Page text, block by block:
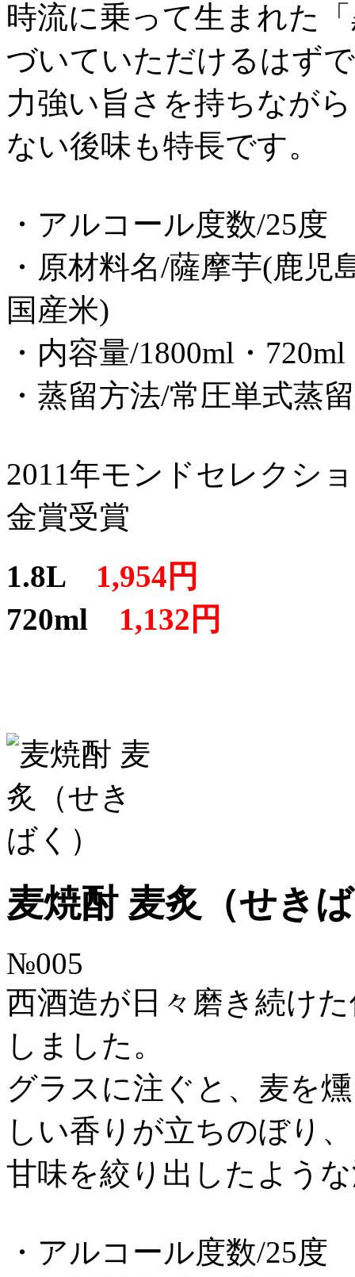
時流に乗って生まれた
づいていただけるはず
力強い旨さを持ちなが
ない後味も特長です。
・アルコール度数/25度
・原材料名/薩摩芋(鹿
国産米)
・内容量/1800ml・720ml
・蒸留方法/常圧単式蒸留
2011年モンドセレクシ
金賞受賞
1.8L 1,954円
720ml 1,132円
麦焼酎 麦炙（せき
№005
西酒造が日々磨き続け
しました。
グラスに注ぐと、麦を
しい香りが立ちのぼり
甘味を絞り出したよう
・アルコール度数/25度